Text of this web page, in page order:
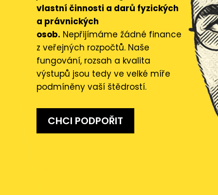
vlastní činnosti a darů fyzických
a právnických
osob. Nepřijímáme žádné finance
z veřejných rozpočtů. Naše
fungování, rozsah a kvalita
výstupů jsou tedy ve velké míře
podmíněny vaší štědrostí.
CHCI PODPOŘIT